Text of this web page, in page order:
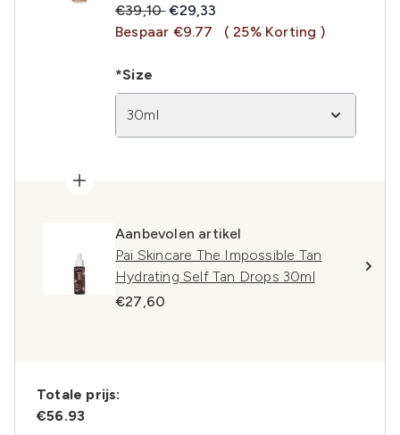
Recommended Retail Price:
€39,10Huidige prijs:
€29,33
Bespaar €9.77
( 25% Korting )
*Size
30ml
Aanbevolen artikel
Pai Skincare The Impossible Tan
Hydrating Self Tan Drops 30ml
€27,60
Totale prijs:
€56.93